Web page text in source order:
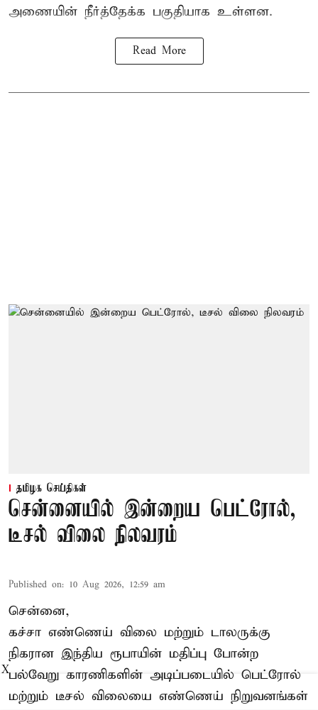
அணையின் நீர்த்தேக்க பகுதியாக உள்ளன.
Read More
தமிழக செய்திகள்
சென்னையில் இன்றைய பெட்ரோல்,
டீசல் விலை நிலவரம்
Published on: 10 Aug 2026, 12:59 am
சென்னை,
கச்சா எண்ணெய் விலை மற்றும் டாலருக்கு
நிகரான இந்திய ரூபாயின் மதிப்பு போன்ற
பல்வேறு காரணிகளின் அடிப்படையில் பெட்ரோல்
மற்றும் டீசல் விலையை எண்ணெய் நிறுவனங்கள்
X